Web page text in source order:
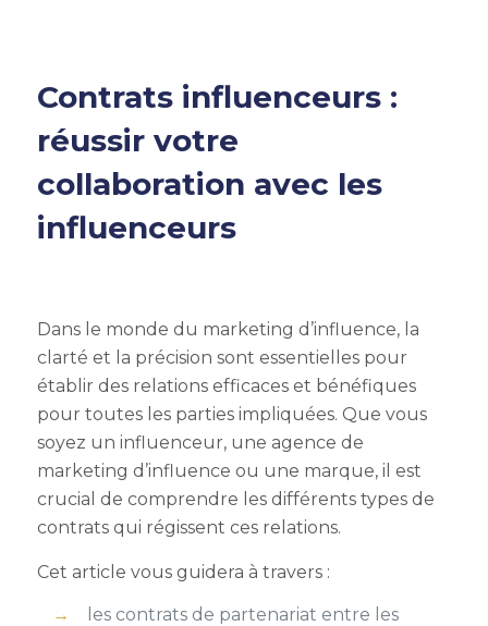
Contrats influenceurs :
réussir votre
collaboration avec les
influenceurs
Dans le monde du marketing d’influence, la
clarté et la précision sont essentielles pour
établir des relations efficaces et bénéfiques
pour toutes les parties impliquées. Que vous
soyez un influenceur, une agence de
marketing d’influence ou une marque, il est
crucial de comprendre les différents types de
contrats qui régissent ces relations.
Cet article vous guidera à travers :
les contrats de partenariat entre les